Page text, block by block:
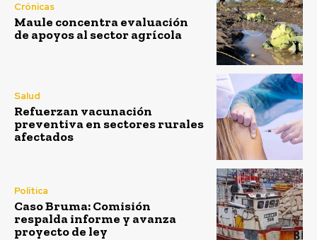
Crónicas
Maule concentra evaluación
de apoyos al sector agrícola
Salud
Refuerzan vacunación
preventiva en sectores rurales
afectados
Política
Caso Bruma: Comisión
respalda informe y avanza
proyecto de ley